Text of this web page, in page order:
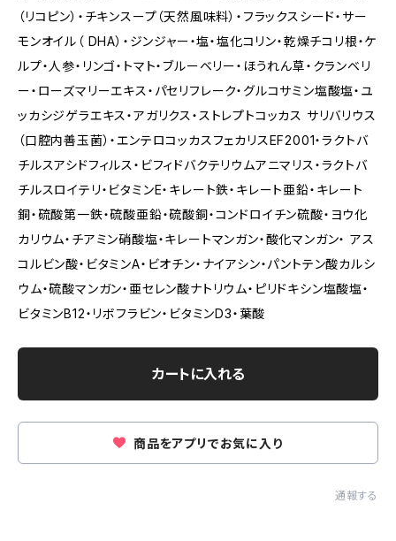
（リコピン）・チキンスープ（天然風味料）・フラックスシード・サー
モンオイル（ DHA）・ジンジャー・塩・塩化コリン・乾燥チコリ根・ケ
ルプ・人参・リンゴ・トマト・ブルーベリー・ほうれん草・クランベリ
ー・ローズマリーエキス・パセリフレーク・グルコサミン塩酸塩・ユ
ッカシジゲラエキス・アガリクス・ストレプトコッカス サリバリウス
（口腔内善玉菌）・エンテロコッカスフェカリスEF2001・ラクトバ
チルスアシドフィルス・ビフィドバクテリウムアニマリス・ラクトバ
チルスロイテリ・ビタミンE・キレート鉄・キレート亜鉛・キレート
銅・硫酸第一鉄・硫酸亜鉛・硫酸銅・コンドロイチン硫酸・ヨウ化
カリウム・チアミン硝酸塩・キレートマンガン・酸化マンガン・ アス
コルビン酸・ビタミンA・ビオチン・ナイアシン・パントテン酸カルシ
ウム・硫酸マンガン・亜セレン酸ナトリウム・ピリドキシン塩酸塩・
ビタミンB12・リボフラビン・ビタミンD3・葉酸
カートに入れる
商品をアプリでお気に入り
通報する